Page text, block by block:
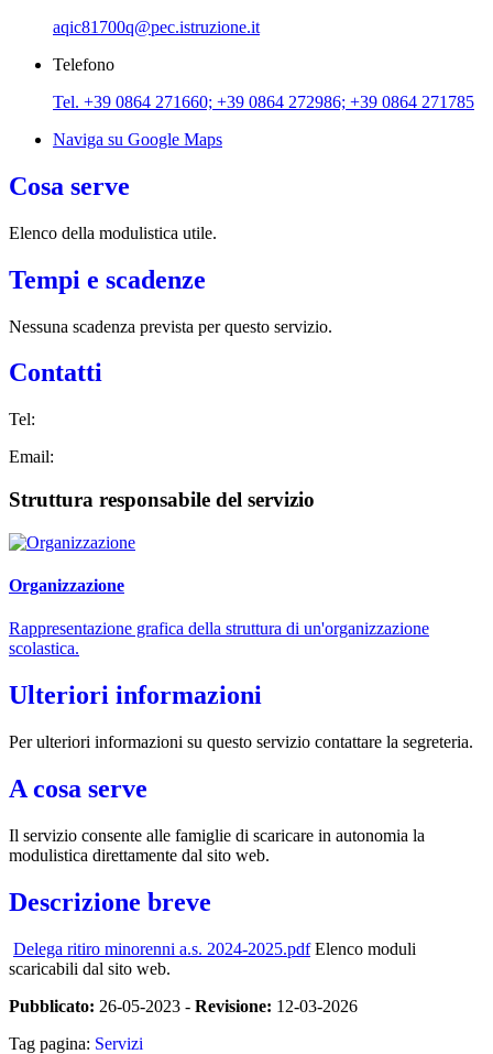
aqic81700q@pec.istruzione.it
Telefono
Tel. +39 0864 271660; +39 0864 272986; +39 0864 271785
Naviga su Google Maps
Cosa serve
Elenco della modulistica utile.
Tempi e scadenze
Nessuna scadenza prevista per questo servizio.
Contatti
Tel:
Email:
Struttura responsabile del servizio
Organizzazione
Rappresentazione grafica della struttura di un'organizzazione
scolastica.
Ulteriori informazioni
Per ulteriori informazioni su questo servizio contattare la segreteria.
A cosa serve
Il servizio consente alle famiglie di scaricare in autonomia la
modulistica direttamente dal sito web.
Descrizione breve
Delega ritiro minorenni a.s. 2024-2025.pdfElenco moduli
scaricabili dal sito web.
Pubblicato: 26-05-2023 - Revisione: 12-03-2026
Tag pagina: Servizi